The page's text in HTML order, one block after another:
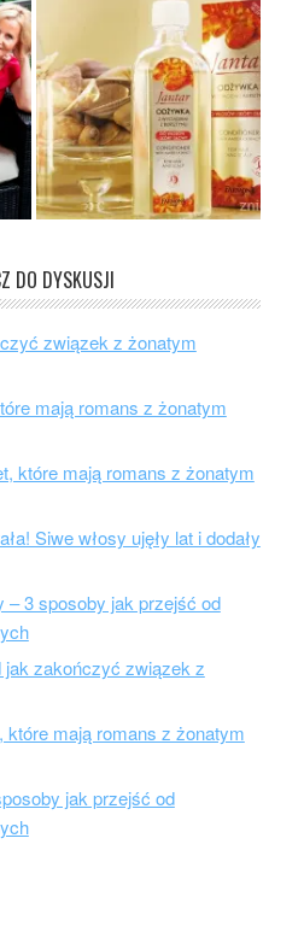
DO DYSKUSJI
związek z żonatym
mają romans z żonatym
które mają romans z żonatym
Siwe włosy ujęły lat i dodały
– 3 sposoby jak przejść od
jak zakończyć związek z
które mają romans z żonatym
jak przejść od